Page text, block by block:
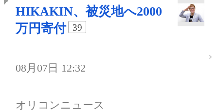
HIKAKIN、被災地へ2000
万円寄付
39
08月07日 12:32
オリコンニュース